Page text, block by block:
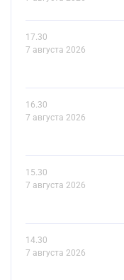
17.30
7 августа 2026
16.30
7 августа 2026
15.30
7 августа 2026
14.30
7 августа 2026